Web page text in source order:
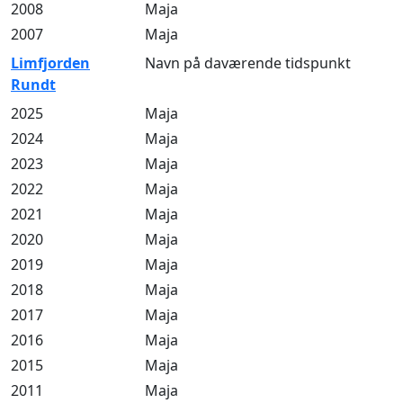
2008
Maja
2007
Maja
Limfjorden
Rundt
Navn på daværende tidspunkt
2025
Maja
2024
Maja
2023
Maja
2022
Maja
2021
Maja
2020
Maja
2019
Maja
2018
Maja
2017
Maja
2016
Maja
2015
Maja
2011
Maja